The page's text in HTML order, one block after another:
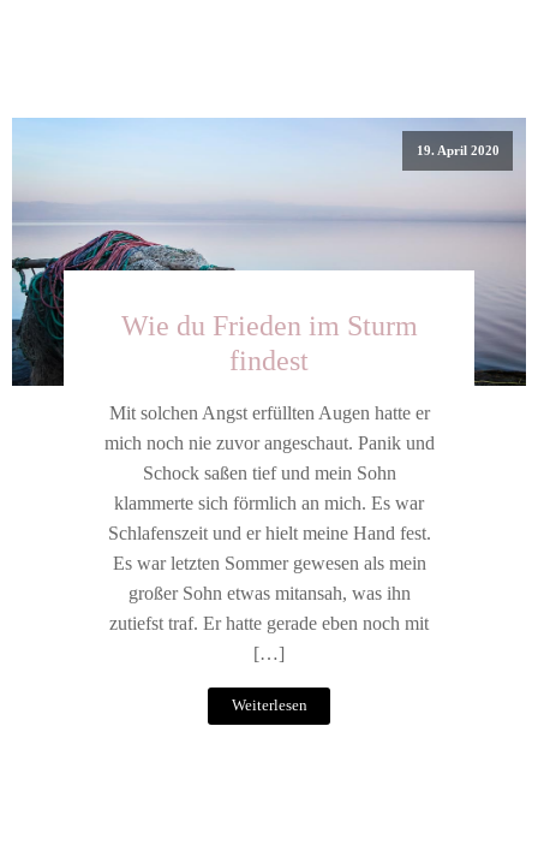
19. April 2020
Wie du Frieden im Sturm
findest
Mit solchen Angst erfüllten Augen hatte er
mich noch nie zuvor angeschaut. Panik und
Schock saßen tief und mein Sohn
klammerte sich förmlich an mich. Es war
Schlafenszeit und er hielt meine Hand fest.
Es war letzten Sommer gewesen als mein
großer Sohn etwas mitansah, was ihn
zutiefst traf. Er hatte gerade eben noch mit
[…]
Weiterlesen